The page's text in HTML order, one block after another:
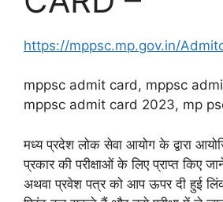
https://mppsc.mp.gov.in/
mppsc admit card, mppsc
mppsc admit card 2023, mp
मध्य प्रदेश लोक सेवा आयोग के द्वारा
प्रकार की परीक्षाओं के लिए प्राप्त किए
अथवा प्रवेश पत्र को आप ऊपर दी हुई